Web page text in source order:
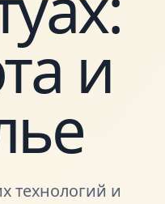
и
технологий и